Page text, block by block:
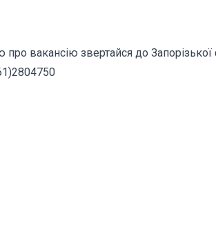
вакансію звертайся до Запорізької